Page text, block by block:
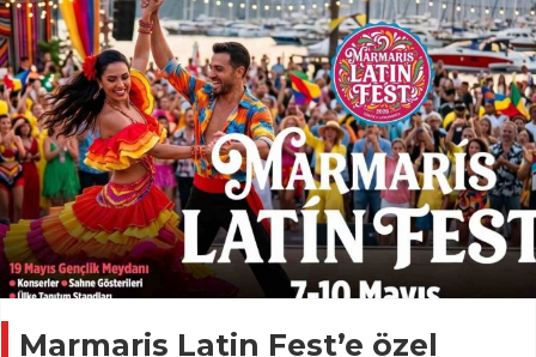
Marmaris Latin Fest’e özel